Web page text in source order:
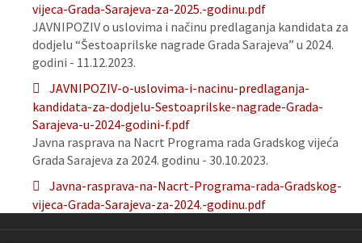
vijeca-Grada-Sarajeva-za-2025.-godinu.pdf
JAVNIPOZIV o uslovima i načinu predlaganja kandidata za
dodjelu “Šestoaprilske nagrade Grada Sarajeva” u 2024.
godini - 11.12.2023.
JAVNIPOZIV-o-uslovima-i-nacinu-predlaganja-
kandidata-za-dodjelu-Sestoaprilske-nagrade-Grada-
Sarajeva-u-2024-godini-f.pdf
Javna rasprava na Nacrt Programa rada Gradskog vijeća
Grada Sarajeva za 2024. godinu - 30.10.2023.
Javna-rasprava-na-Nacrt-Programa-rada-Gradskog-
vijeca-Grada-Sarajeva-za-2024.-godinu.pdf